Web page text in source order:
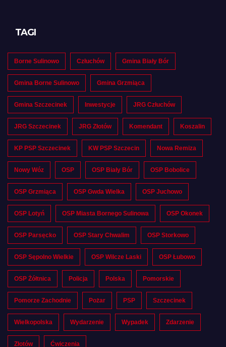
TAGI
Borne Sulinowo Człuchów Gmina Biały Bór
Gmina Borne Sulinowo Gmina Grzmiąca
Gmina Szczecinek Inwestycje JRG Człuchów
JRG Szczecinek JRG Złotów Komendant Koszalin
KP PSP Szczecinek KW PSP Szczecin Nowa Remiza
Nowy Wóz OSP OSP Biały Bór OSP Bobolice
OSP Grzmiąca OSP Gwda Wielka OSP Juchowo
OSP Lotyń OSP Miasta Bornego Sulinowa OSP Okonek
OSP Parsęcko OSP Stary Chwalim OSP Storkowo
OSP Sępolno Wielkie OSP Wilcze Laski OSP Łubowo
OSP Żółtnica Policja Polska Pomorskie
Pomorze Zachodnie Pożar PSP Szczecinek
Wielkopolska Wydarzenie Wypadek Zdarzenie
Złotów Ćwiczenia